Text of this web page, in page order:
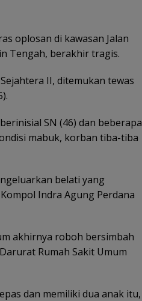
oplosan di kawasan Jalan
Tengah, berakhir tragis.
II, ditemukan tewas
SN (46) dan beberapa
mabuk, korban tiba-tiba
belati yang
Indra Agung Perdana
akhirnya roboh bersimbah
Rumah Sakit Umum
dan memiliki dua anak itu,